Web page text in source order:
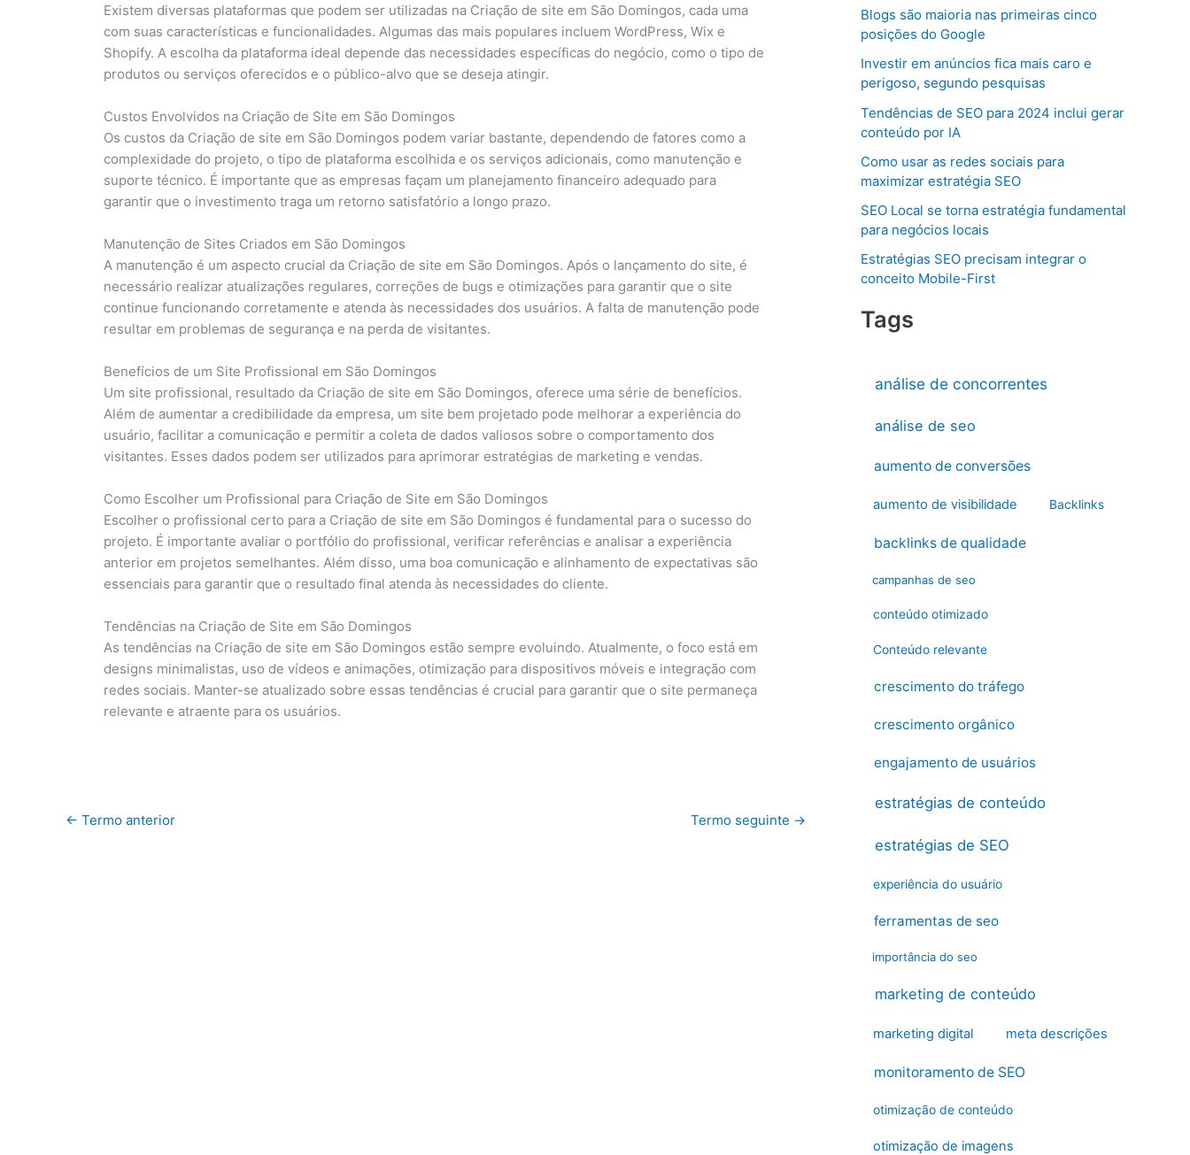
Existem diversas plataformas que podem ser utilizadas na Criação de site em São Domingos, cada uma
com suas características e funcionalidades. Algumas das mais populares incluem WordPress, Wix e
Shopify. A escolha da plataforma ideal depende das necessidades específicas do negócio, como o tipo de
produtos ou serviços oferecidos e o público-alvo que se deseja atingir.
Custos Envolvidos na Criação de Site em São Domingos
Os custos da Criação de site em São Domingos podem variar bastante, dependendo de fatores como a
complexidade do projeto, o tipo de plataforma escolhida e os serviços adicionais, como manutenção e
suporte técnico. É importante que as empresas façam um planejamento financeiro adequado para
garantir que o investimento traga um retorno satisfatório a longo prazo.
Manutenção de Sites Criados em São Domingos
A manutenção é um aspecto crucial da Criação de site em São Domingos. Após o lançamento do site, é
necessário realizar atualizações regulares, correções de bugs e otimizações para garantir que o site
continue funcionando corretamente e atenda às necessidades dos usuários. A falta de manutenção pode
resultar em problemas de segurança e na perda de visitantes.
Benefícios de um Site Profissional em São Domingos
Um site profissional, resultado da Criação de site em São Domingos, oferece uma série de benefícios.
Além de aumentar a credibilidade da empresa, um site bem projetado pode melhorar a experiência do
usuário, facilitar a comunicação e permitir a coleta de dados valiosos sobre o comportamento dos
visitantes. Esses dados podem ser utilizados para aprimorar estratégias de marketing e vendas.
Como Escolher um Profissional para Criação de Site em São Domingos
Escolher o profissional certo para a Criação de site em São Domingos é fundamental para o sucesso do
projeto. É importante avaliar o portfólio do profissional, verificar referências e analisar a experiência
anterior em projetos semelhantes. Além disso, uma boa comunicação e alinhamento de expectativas são
essenciais para garantir que o resultado final atenda às necessidades do cliente.
Tendências na Criação de Site em São Domingos
As tendências na Criação de site em São Domingos estão sempre evoluindo. Atualmente, o foco está em
designs minimalistas, uso de vídeos e animações, otimização para dispositivos móveis e integração com
redes sociais. Manter-se atualizado sobre essas tendências é crucial para garantir que o site permaneça
relevante e atraente para os usuários.
← Termo anterior Termo seguinte →
Blogs são maioria nas primeiras cinco
posições do Google
Investir em anúncios fica mais caro e
perigoso, segundo pesquisas
Tendências de SEO para 2024 inclui gerar
conteúdo por IA
Como usar as redes sociais para
maximizar estratégia SEO
SEO Local se torna estratégia fundamental
para negócios locais
Estratégias SEO precisam integrar o
conceito Mobile-First
Tags
análise de concorrentes
análise de seo
aumento de conversões
aumento de visibilidade Backlinks
backlinks de qualidade
campanhas de seo
conteúdo otimizado
Conteúdo relevante
crescimento do tráfego
crescimento orgânico
engajamento de usuários
estratégias de conteúdo
estratégias de SEO
experiência do usuário
ferramentas de seo
importância do seo
marketing de conteúdo
marketing digital meta descrições
monitoramento de SEO
otimização de conteúdo
otimização de imagens